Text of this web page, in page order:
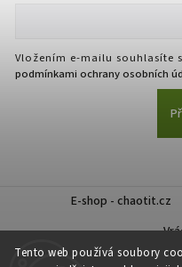
Tento web používá soubory
Vložením e-mailu souhlasíte s
podmínkami ochrany osobních
E-shop - chaotit.cz